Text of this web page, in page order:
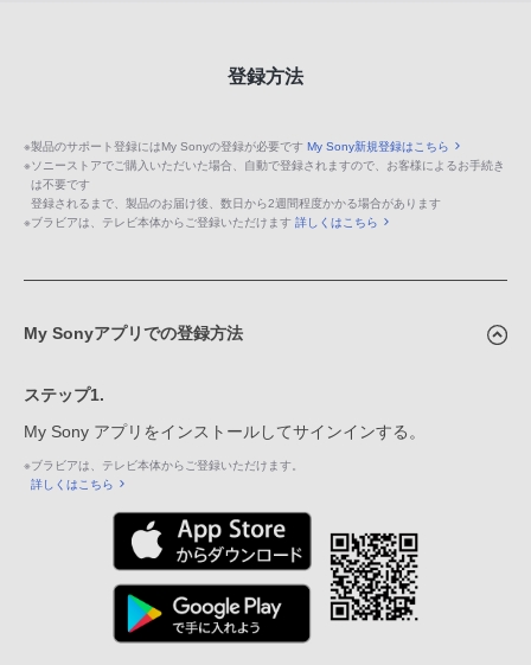
登録方法
※製品のサポート登録にはMy Sonyの登録が必要です My Sony新規登録はこちら
※ソニーストアでご購入いただいた場合、自動で登録されますので、お客様によるお手続き
は不要です
登録されるまで、製品のお届け後、数日から2週間程度かかる場合があります
※ブラビアは、テレビ本体からご登録いただけます 詳しくはこちら
My Sonyアプリでの登録方法
ステップ1.
My Sony アプリをインストールしてサインインする。
※ブラビアは、テレビ本体からご登録いただけます。
詳しくはこちら